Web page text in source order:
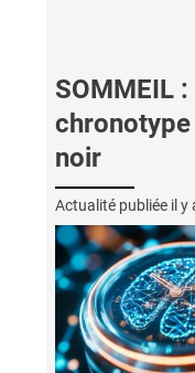
SOMMEIL
chronotype
noir
Actualité publiée il y